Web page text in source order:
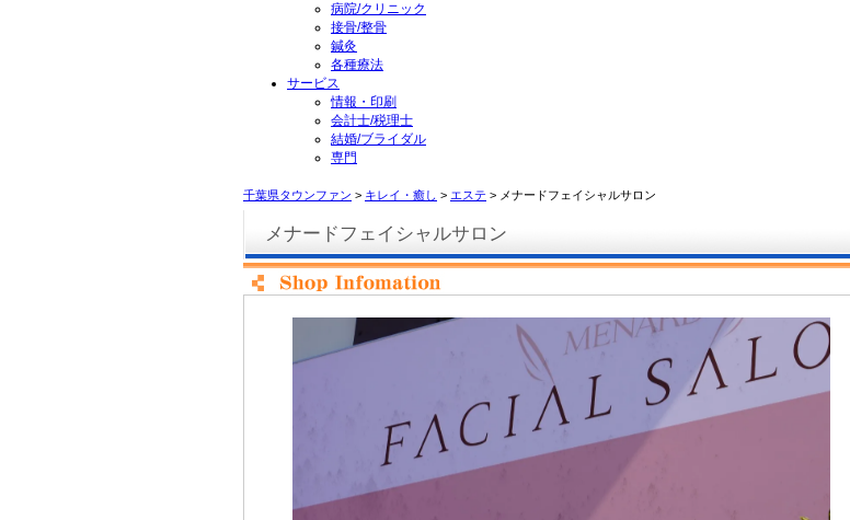
病院/クリニック
接骨/整骨
鍼灸
各種療法
サービス
情報・印刷
会計士/税理士
結婚/ブライダル
専門
千葉県タウンファン > キレイ・癒し > エステ > メナードフェイシャルサロン
メナードフェイシャルサロン